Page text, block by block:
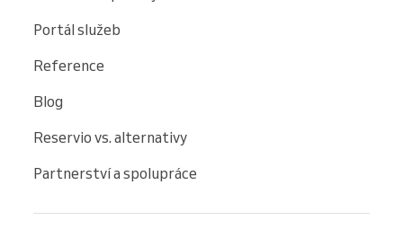
Portál služeb
Reference
Blog
Reservio vs. alternativy
Partnerství a spolupráce